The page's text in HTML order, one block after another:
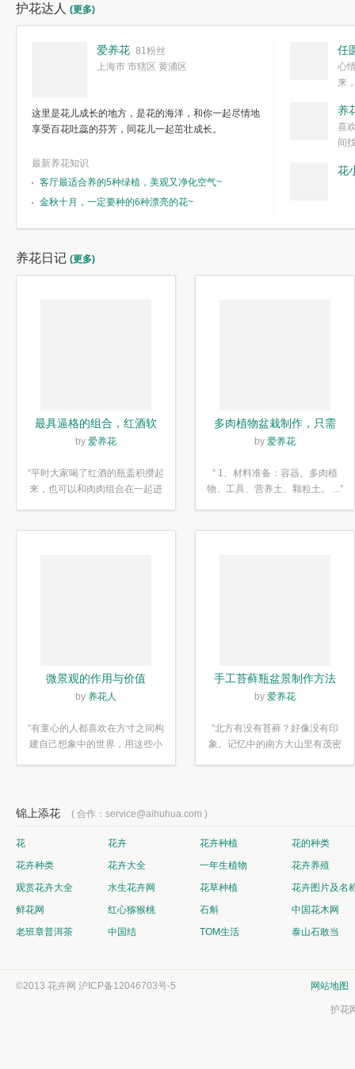
护花达人 (更多)
爱养花 81粉丝
上海市 市辖区 黄浦区
这里是花儿成长的地方，是花的海洋，和你一起尽情地
享受百花吐蕊的芬芳，同花儿一起茁壮成长。
最新养花知识
客厅最适合养的5种绿植，美观又净化空气~
金秋十月，一定要种的6种漂亮的花~
任
心
来
简单愉快的心
我们自己复杂
养
喜
间
花
养花日记 (更多)
最具逼格的组合，红酒软
木塞diy多肉植物盆栽
by 爱养花
“平时大家喝了红酒的瓶盖积攒起
来，也可以和肉肉组合在一起进
多肉植物盆栽制作，只需
简单6步
by 爱养花
“ 1、材料准备：容器、多肉植
物、工具、营养土、颗粒土。 ...”
微景观的作用与价值
by 养花人
“有童心的人都喜欢在方寸之间构
建自己想象中的世界，用这些小
手工苔藓瓶盆景制作方法
by 爱养花
“北方有没有苔藓？好像没有印
象。记忆中的南方大山里有茂密
锦上添花 ( 合作：service@aihuhua.com )
花 花卉 花卉种植
花的种类
花卉种类
花卉大全 一年生植物
花卉养殖
观赏花卉大全
水生花卉网 花草种植
花卉图片及名
鲜花网
红心猕猴桃 石斛
中国花木网
老班章普洱茶
中国结 TOM生活 泰山石敢当
©2013 花卉网 沪ICP备12046703号-5 网站地图
护花